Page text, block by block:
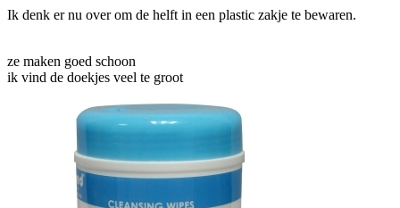
Ik denk er nu over om de helft in een plastic zakje te bewaren.
ze maken goed schoon
ik vind de doekjes veel te groot